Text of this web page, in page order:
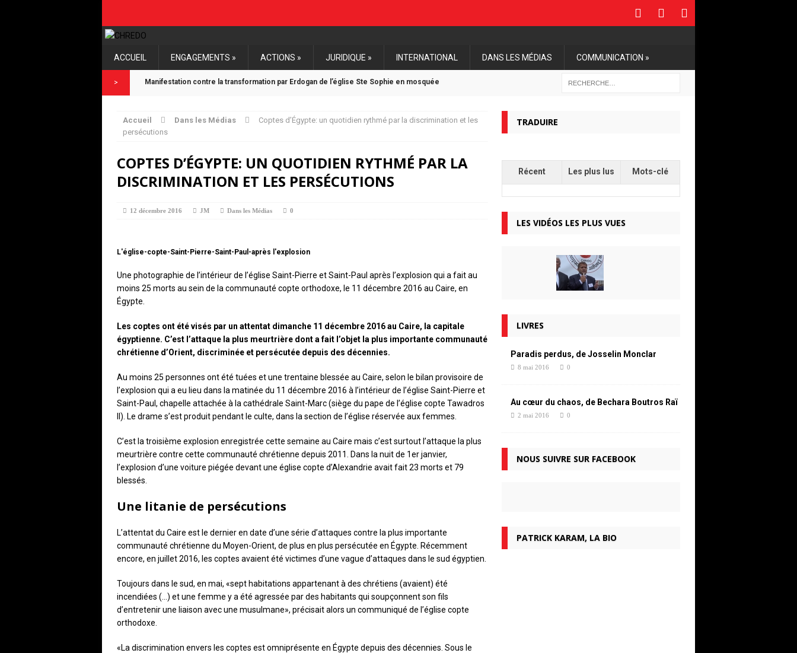
ACCUEIL ENGAGEMENTS » ACTIONS » JURIDIQUE » INTERNATIONAL DANS LES MÉDIAS COMMUNICATION »
> Manifestation contre la transformation par Erdogan de l’église Ste Sophie en mosquée
La plainte de la CHREDO aboutit à une première mise en examen d’un djihadiste pour génocides
et crimes contre l’Humanité
Vidéos de la Conférence Internationale de Paris, mardi 11 décembre 2018
Accueil Dans les Médias
Coptes d’Égypte: un quotidien rythmé par la discrimination et les
persécutions
COPTES D’ÉGYPTE: UN QUOTIDIEN RYTHMÉ PAR LA
DISCRIMINATION ET LES PERSÉCUTIONS
12 décembre 2016 JM Dans les Médias 0
L'église-copte-Saint-Pierre-Saint-Paul-après l'explosion
Une photographie de l’intérieur de l’église Saint-Pierre et Saint-Paul après l’explosion qui a fait au
moins 25 morts au sein de la communauté copte orthodoxe, le 11 décembre 2016 au Caire, en
Égypte.
Les coptes ont été visés par un attentat dimanche 11 décembre 2016 au Caire, la capitale
égyptienne. C’est l’attaque la plus meurtrière dont a fait l’objet la plus importante communauté
chrétienne d’Orient, discriminée et persécutée depuis des décennies.
Au moins 25 personnes ont été tuées et une trentaine blessée au Caire, selon le bilan provisoire de
l’explosion qui a eu lieu dans la matinée du 11 décembre 2016 à l’intérieur de l’église Saint-Pierre et
Saint-Paul, chapelle attachée à la cathédrale Saint-Marc (siège du pape de l’église copte Tawadros
II). Le drame s’est produit pendant le culte, dans la section de l’église réservée aux femmes.
C’est la troisième explosion enregistrée cette semaine au Caire mais c’est surtout l’attaque la plus
meurtrière contre cette communauté chrétienne depuis 2011. Dans la nuit de 1er janvier,
l’explosion d’une voiture piégée devant une église copte d’Alexandrie avait fait 23 morts et 79
blessés.
Une litanie de persécutions
L’attentat du Caire est le dernier en date d’une série d’attaques contre la plus importante
communauté chrétienne du Moyen-Orient, de plus en plus persécutée en Égypte. Récemment
encore, en juillet 2016, les coptes avaient été victimes d’une vague d’attaques dans le sud égyptien.
Toujours dans le sud, en mai, «sept habitations appartenant à des chrétiens (avaient) été
incendiées (…) et une femme y a été agressée par des habitants qui soupçonnent son fils
d’entretenir une liaison avec une musulmane», précisait alors un communiqué de l’église copte
orthodoxe.
«La discrimination envers les coptes est omniprésente en Égypte depuis des décennies. Sous le
TRADUIRE
Récent Les plus lus Mots-clé
LES VIDÉOS LES PLUS VUES
LIVRES
Paradis perdus, de Josselin Monclar
8 mai 2016 0
Au cœur du chaos, de Bechara Boutros Raï
2 mai 2016 0
NOUS SUIVRE SUR FACEBOOK
PATRICK KARAM, LA BIO